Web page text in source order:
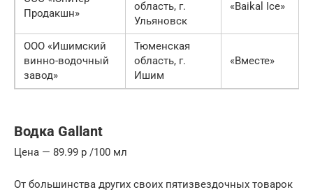
Продакшн»
область, г.
Ульяновск
«Baikal Ice»
ООО «Ишимский
винно-водочный
завод»
Тюменская
область, г.
Ишим
«Вместе»
Водка Gallant
Цена — 89.99 p /100 мл
От большинства других своих пятизвездочных товарок